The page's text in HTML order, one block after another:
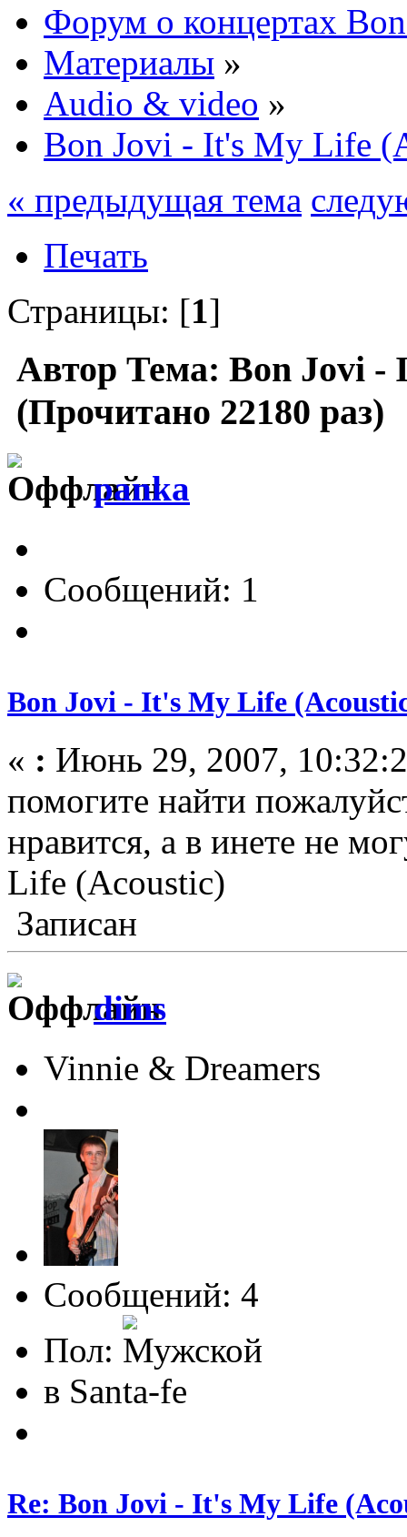
Форум о концертах
Материалы »
Audio & video »
Bon Jovi - It's My Life
« предыдущая тема
Печать
Страницы: [1]
Автор Тема: Bon Jovi -
(Прочитано 22180 раз)
panka
Сообщений: 1
Bon Jovi - It's My Life
« : Июнь 29, 2007,
помогите найти
нравится, а в инете не
Life (Acoustic)
Записан
dims
Vinnie & Dreamers
Сообщений: 4
Пол:
в Santa-fe
Re: Bon Jovi - It's My Life